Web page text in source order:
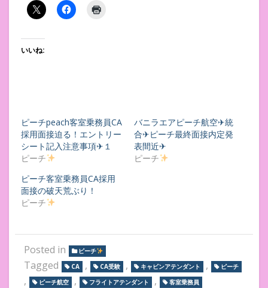
いいね:
ピーチpeach客室乗務員CA
採用面接迫る！エントリー
シート記入注意事項✈１
ピーチ
バニラエアピーチ航空✈︎統
合✈︎ピーチ最終面接内定発
表間近✈︎
ピーチ
ピーチ客室乗務員CA採用
面接の破天荒ぶり！
ピーチ
Posted in ピーチ
Tagged CA , CA受験 , キャビンアテンダント , ピーチ
, ピーチ航空 , フライトアテンダント , 客室乗務員